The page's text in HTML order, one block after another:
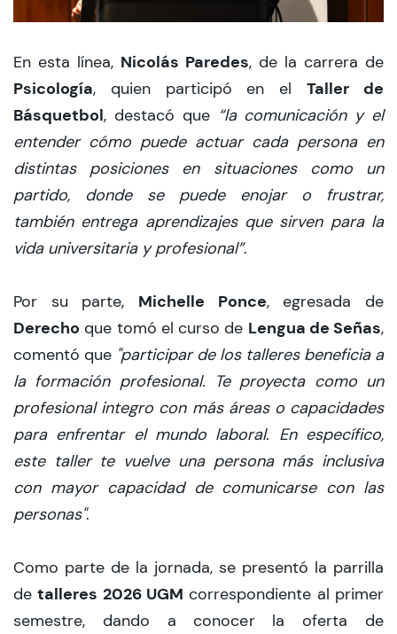
En esta línea, Nicolás Paredes, de la carrera de
Psicología, quien participó en elTaller de
Básquetbol, destacó que “la comunicación y el
entender cómo puede actuar cada persona en
distintas posiciones en situaciones como un
partido, donde se puede enojar o frustrar,
también entrega aprendizajes que sirven para la
vida universitaria y profesional”.
Por su parte, Michelle Ponce, egresada de
Derecho que tomó el curso de Lengua de Señas,
comentó que "participar de los talleres beneficia a
la formación profesional. Te proyecta como un
profesional integro con más áreas o capacidades
para enfrentar el mundo laboral. En específico,
este taller te vuelve una persona más inclusiva
con mayor capacidad de comunicarse con las
personas".
Como parte de la jornada, se presentó la parrilla
detalleres 2026 UGM correspondiente al primer
semestre, dando a conocer la oferta de